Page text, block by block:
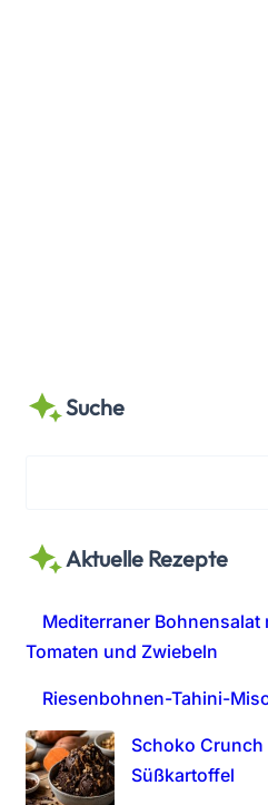
Suche
r
Aktuelle Rezepte
Mediterraner Bohnensalat
Tomaten und Zwiebeln
Riesenbohnen-Tahini-
Schoko Crunch
Süßkartoffel